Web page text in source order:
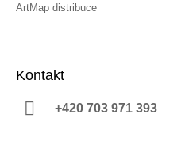
ArtMap distribuce
Kontakt
+420 703 971 393